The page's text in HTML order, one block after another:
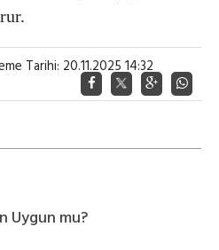
Tarihi: 20.11.2025 14:32
Uygun mu?